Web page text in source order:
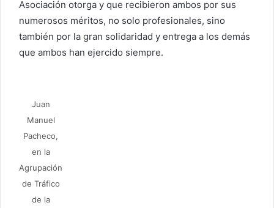
Asociación otorga y que recibieron ambos por sus
numerosos méritos, no solo profesionales, sino
también por la gran solidaridad y entrega a los demás
que ambos han ejercido siempre.
Juan
Manuel
Pacheco,
en la
Agrupación
de Tráfico
de la